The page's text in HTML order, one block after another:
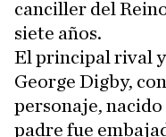
canciller del
siete años.
El principal rival
George Digby,
personaje,
padre fue